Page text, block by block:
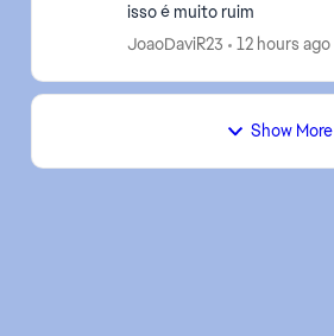
isso é muito ruim
JoaoDaviR23
12 hours ago
Show More